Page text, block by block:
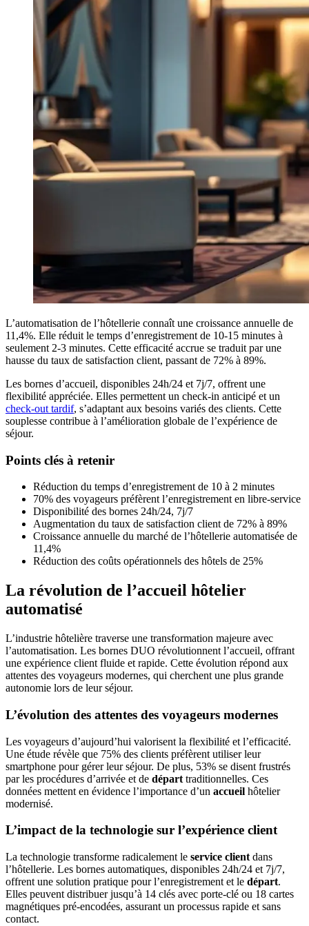
L’automatisation de l’hôtellerie connaît une croissance annuelle de
11,4%. Elle réduit le temps d’enregistrement de 10-15 minutes à
seulement 2-3 minutes. Cette efficacité accrue se traduit par une
hausse du taux de satisfaction client, passant de 72% à 89%.
Les bornes d’accueil, disponibles 24h/24 et 7j/7, offrent une
flexibilité appréciée. Elles permettent un check-in anticipé et un
check-out tardif, s’adaptant aux besoins variés des clients. Cette
souplesse contribue à l’amélioration globale de l’expérience de
séjour.
Points clés à retenir
Réduction du temps d’enregistrement de 10 à 2 minutes
70% des voyageurs préfèrent l’enregistrement en libre-service
Disponibilité des bornes 24h/24, 7j/7
Augmentation du taux de satisfaction client de 72% à 89%
Croissance annuelle du marché de l’hôtellerie automatisée de
11,4%
Réduction des coûts opérationnels des hôtels de 25%
La révolution de l’accueil hôtelier
automatisé
L’industrie hôtelière traverse une transformation majeure avec
l’automatisation. Les bornes DUO révolutionnent l’accueil, offrant
une expérience client fluide et rapide. Cette évolution répond aux
attentes des voyageurs modernes, qui cherchent une plus grande
autonomie lors de leur séjour.
L’évolution des attentes des voyageurs modernes
Les voyageurs d’aujourd’hui valorisent la flexibilité et l’efficacité.
Une étude révèle que 75% des clients préfèrent utiliser leur
smartphone pour gérer leur séjour. De plus, 53% se disent frustrés
par les procédures d’arrivée et de départ traditionnelles. Ces
données mettent en évidence l’importance d’un accueil hôtelier
modernisé.
L’impact de la technologie sur l’expérience client
La technologie transforme radicalement le service client dans
l’hôtellerie. Les bornes automatiques, disponibles 24h/24 et 7j/7,
offrent une solution pratique pour l’enregistrement et le départ.
Elles peuvent distribuer jusqu’à 14 clés avec porte-clé ou 18 cartes
magnétiques pré-encodées, assurant un processus rapide et sans
contact.